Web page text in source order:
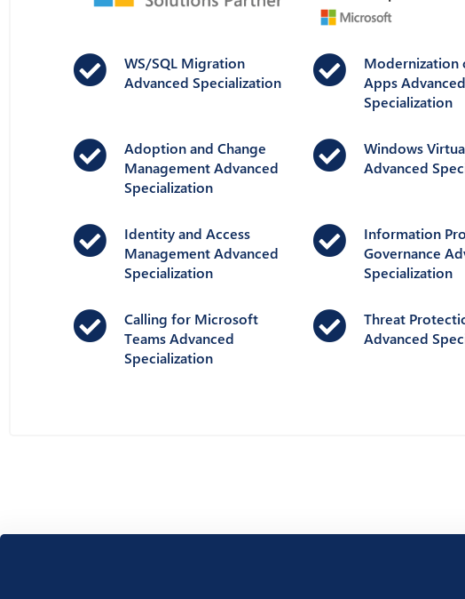
WS/SQL Migration
Advanced Specialization​
Modernization
Apps Advanced
Specialization​
Adoption and Change
Management Advanced
Specialization​
Windows
Advanced
Identity and Access
Management Advanced
Specialization ​
Information
Governance
Specialization ​
Calling for Microsoft
Teams Advanced
Specialization
Threat
Advanced